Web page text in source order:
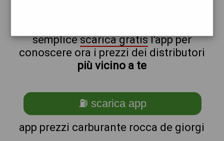
semplicescarica gratisl'app per
conoscere ora i prezzi dei distributori
più vicino a te
⛽ scarica app
app prezzi carburante rocca de giorgi